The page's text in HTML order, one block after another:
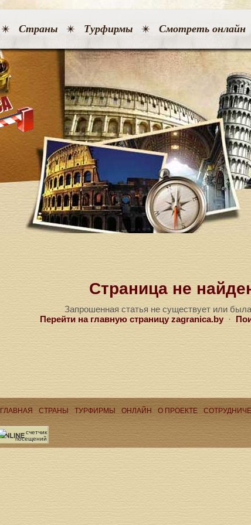
Страны Турфирмы Смотреть онлайн
Страница не
Запрошенная статья не существует или
Перейти на главную страницу zagranica.by·
ГЛАВНАЯ СТРАНЫ ТУРФИРМЫ ОНЛАЙН О ПРОЕКТЕ